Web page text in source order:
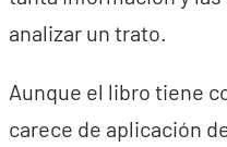
analizar un trato.
Aunque el libro tiene
carece de aplicación